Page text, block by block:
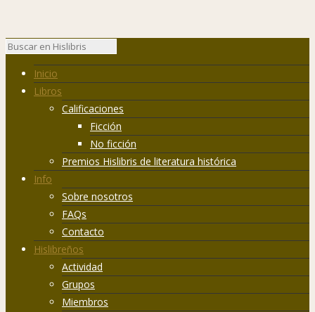
Inicio
Libros
Calificaciones
Ficción
No ficción
Premios Hislibris de literatura histórica
Info
Sobre nosotros
FAQs
Contacto
Hislibreños
Actividad
Grupos
Miembros